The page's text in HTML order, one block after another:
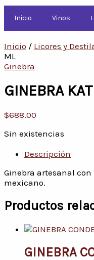
Inicio Vinos
Inicio / Licores y
ML
Ginebra
GINEBRA
$688.00
Sin existencias
Descripción
Ginebra artesanal
mexicano.
Productos
GINEBRA